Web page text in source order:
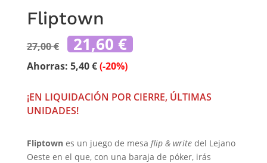
Fliptown
27,00€ El
precio
original
era:
21,60 € El
precio
Ahorras: 5,40€(-20%)
¡EN LIQUIDACIÓN POR CIERRE, ÚLTIMAS
UNIDADES!
Fliptownes un juego de mesa flip & writedel Lejano
Oeste en el que, con una baraja de póker, irás